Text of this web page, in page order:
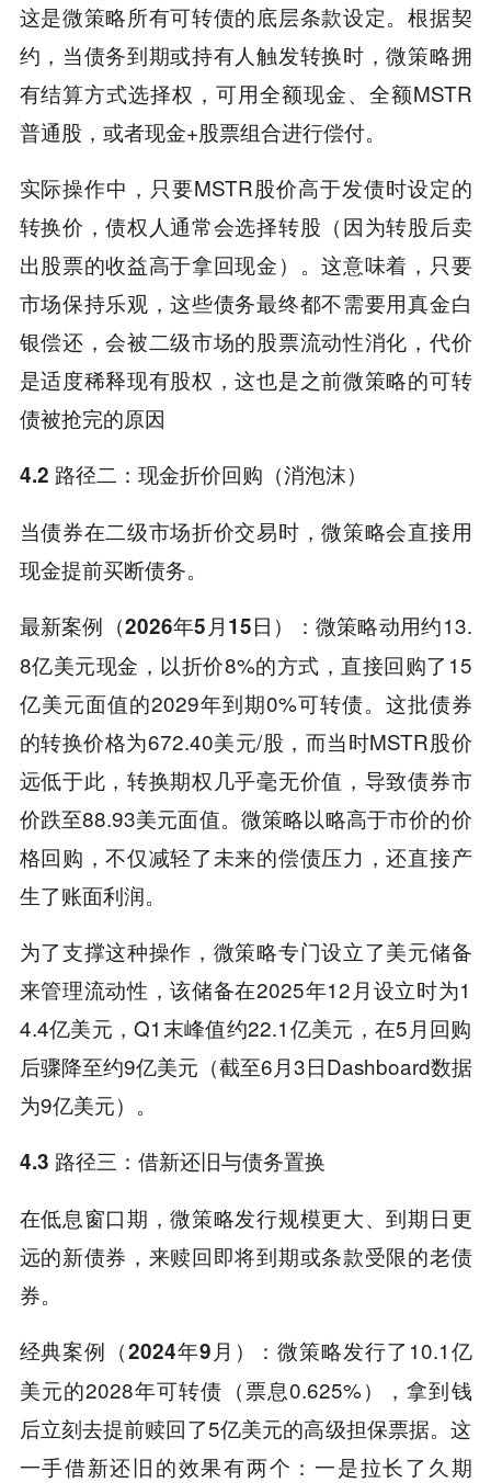
这是微策略所有可转债的底层条款设定。根据契
约，当债务到期或持有人触发转换时，微策略拥
有结算方式选择权，可用全额现金、全额MSTR
普通股，或者现金+股票组合进行偿付。
实际操作中，只要MSTR股价高于发债时设定的
转换价，债权人通常会选择转股（因为转股后卖
出股票的收益高于拿回现金）。这意味着，只要
市场保持乐观，这些债务最终都不需要用真金白
银偿还，会被二级市场的股票流动性消化，代价
是适度稀释现有股权，这也是之前微策略的可转
债被抢完的原因
4.2 路径二：现金折价回购（消泡沫）
当债券在二级市场折价交易时，微策略会直接用
现金提前买断债务。
最新案例（2026年5月15日）
：微策略动用约13.
8亿美元现金，以折价8%的方式，直接回购了15
亿美元面值的2029年到期0%可转债。这批债券
的转换价格为672.40美元/股，而当时MSTR股价
远低于此，转换期权几乎毫无价值，导致债券市
价跌至88.93美元面值。微策略以略高于市价的价
格回购，不仅减轻了未来的偿债压力，还直接产
生了账面利润。
为了支撑这种操作，微策略专门设立了美元储备
来管理流动性，该储备在2025年12月设立时为1
4.4亿美元，Q1末峰值约22.1亿美元，在5月回购
后骤降至约9亿美元（截至6月3日Dashboard数据
为9亿美元）。
4.3 路径三：借新还旧与债务置换
在低息窗口期，微策略发行规模更大、到期日更
远的新债券，来赎回即将到期或条款受限的老债
券。
经典案例（2024年9月）
：微策略发行了10.1亿
美元的2028年可转债（票息0.625%），拿到钱
后立刻去提前赎回了5亿美元的高级担保票据。这
一手借新还旧的效果有两个：一是拉长了久期